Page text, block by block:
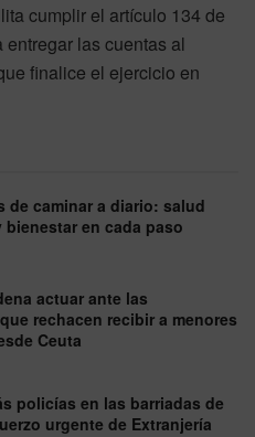
cumplir el artículo 134 de
las cuentas al
finalice el ejercicio en
de caminar a diario: salud
en cada paso
actuar ante las
rechacen recibir a menores
Ceuta
policías en las barriadas de
urgente de Extranjería